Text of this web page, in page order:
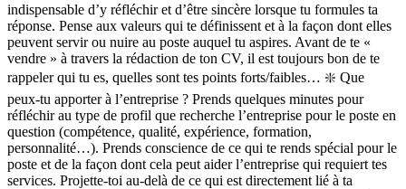
indispensable d’y réfléchir et d’être sincère lorsque tu formules ta
réponse. Pense aux valeurs qui te définissent et à la façon dont elles
peuvent servir ou nuire au poste auquel tu aspires. Avant de te «
vendre » à travers la rédaction de ton CV, il est toujours bon de te
rappeler qui tu es, quelles sont tes points forts/faibles… ❇️ Que
peux-tu apporter à l’entreprise ? Prends quelques minutes pour
réfléchir au type de profil que recherche l’entreprise pour le poste en
question (compétence, qualité, expérience, formation,
personnalité…). Prends conscience de ce qui te rends spécial pour le
poste et de la façon dont cela peut aider l’entreprise qui requiert tes
services. Projette-toi au-delà de ce qui est directement lié à ta